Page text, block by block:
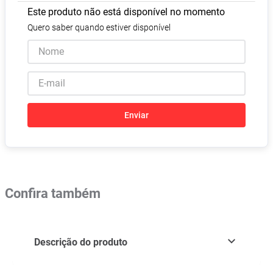
Este produto não está disponível no momento
Quero saber quando estiver disponível
Enviar
Confira também
Descrição do produto
8 Absorvente
9º Lavitan
10 º